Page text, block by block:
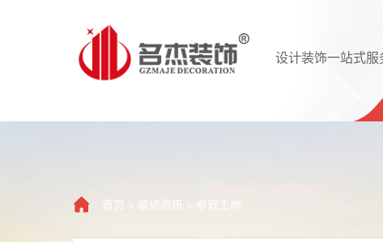
设计装饰一站式服
首页 » 装修资讯 » 参观工地